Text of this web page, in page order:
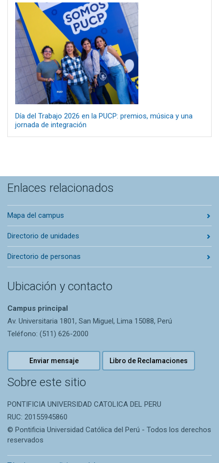
Día del Trabajo 2026 en la PUCP: premios, música y una
jornada de integración
Enlaces relacionados
Mapa del campus
Directorio de unidades
Directorio de personas
Ubicación y contacto
Campus principal
Av. Universitaria 1801, San Miguel, Lima 15088, Perú
Teléfono: (511) 626-2000
Enviar mensaje Libro de Reclamaciones
Sobre este sitio
PONTIFICIA UNIVERSIDAD CATOLICA DEL PERU
RUC: 20155945860
© Pontificia Universidad Católica del Perú - Todos los derechos
reservados